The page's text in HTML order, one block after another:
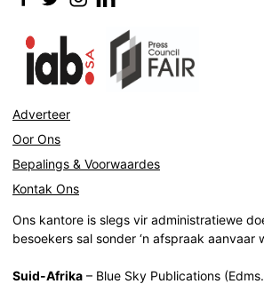
Adverteer
Oor Ons
Bepalings & Voorwaardes
Kontak Ons
Ons kantore is slegs vir administratiewe
besoekers sal sonder ‘n afspraak aanvaar
Suid-Afrika – Blue Sky Publications